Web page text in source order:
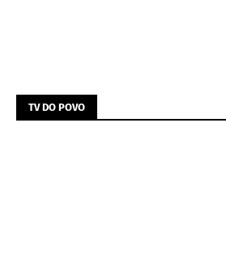
TV DO POVO